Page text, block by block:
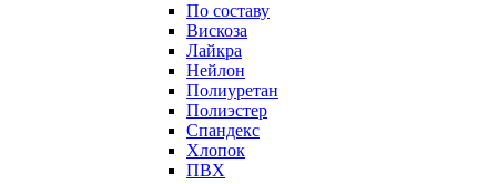
По составу
Вискоза
Лайкра
Нейлон
Полиуретан
Полиэстер
Спандекс
Хлопок
ПВХ